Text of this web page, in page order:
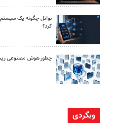
نواتل چگونه یک سیستم
کرد؟
چطور هوش مصنوعی
وبگردی